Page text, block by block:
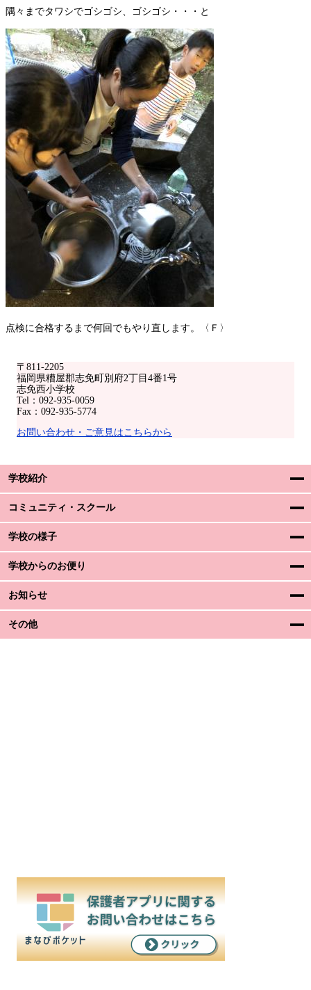
〒811-2205
福岡県糟屋郡志免町別府2丁目4番1号
志免西小学校
Tel：092-935-0059
Fax：092-935-5774
お問い合わせ・ご意見はこちらから
学校紹介
コミュニティ・スクール
学校の様子
学校からのお便り
お知らせ
その他
隅々までタワシでゴシゴシ、ゴシゴシ・・・と
点検に合格するまで何回でもやり直します。〈Ｆ〉